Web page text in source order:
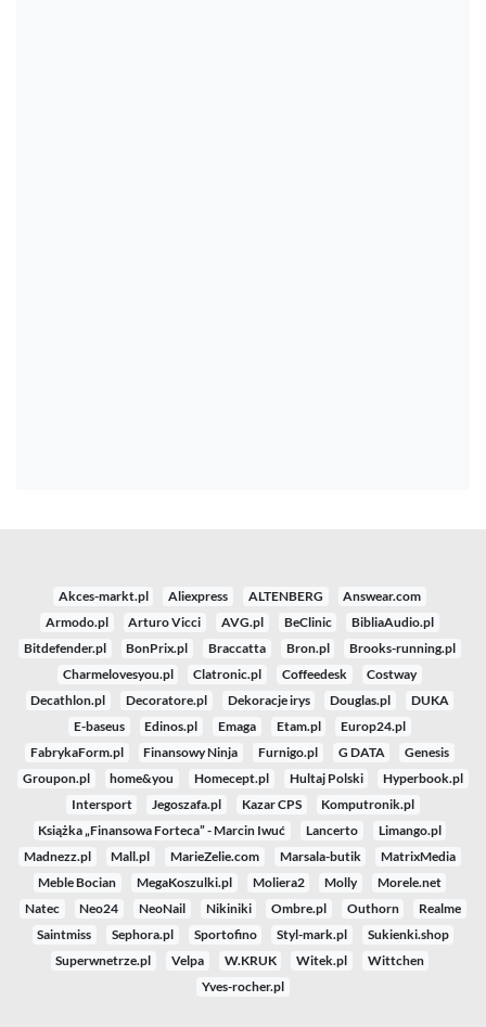
Akces-markt.pl Aliexpress ALTENBERG
Answear.com
Armodo.pl
Arturo Vicci AVG.pl BeClinic
BibliaAudio.pl
Bitdefender.pl
BonPrix.pl Braccatta Bron.pl
Brooks-running.pl
Charmelovesyou.pl
Clatronic.pl Coffeedesk
Costway
Decathlon.pl
Decoratore.pl Dekoracje irys Douglas.pl
DUKA
E-baseus
Edinos.pl Emaga Etam.pl
Europ24.pl
FabrykaForm.pl
Finansowy Ninja Furnigo.pl G DATA
Genesis
Groupon.pl
home&you Homecept.pl Hultaj Polski
Hyperbook.pl
Intersport
Jegoszafa.pl Kazar CPS
Komputronik.pl
Książka „Finansowa Forteca” - Marcin Iwuć
Lancerto
Limango.pl
Madnezz.pl
Mall.pl MarieZelie.com Marsala-butik
MatrixMedia
Meble Bocian
MegaKoszulki.pl Moliera2 Molly
Morele.net
Natec
Neo24 NeoNail Nikiniki Ombre.pl Outhorn
Realme
Saintmiss
Sephora.pl Sportofino Styl-mark.pl
Sukienki.shop
Superwnetrze.pl
Velpa W.KRUK Witek.pl
Wittchen
Yves-rocher.pl